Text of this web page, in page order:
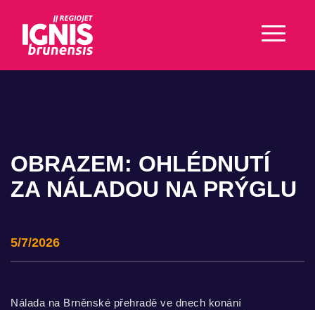
OBRAZEM: OHLÉDNUTÍ
ZA NÁLADOU NA PRÝGLU
5/7/2026
Nálada na Brněnské přehradě ve dnech konání